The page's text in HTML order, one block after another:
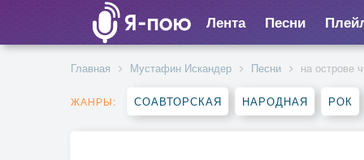
Лента Песни
Главная Мустафин Искандер Песни на острове
ЖАНРЫ: СОАВТОРСКАЯ НАРОДНАЯ РОК